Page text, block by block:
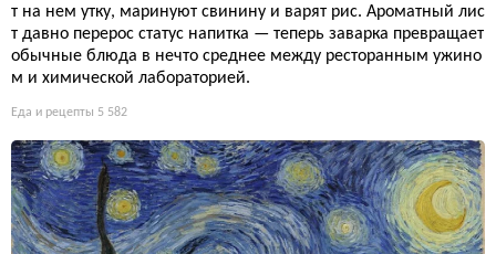
т на нем утку, маринуют свинину и варят рис. Ароматный лис
т давно перерос статус напитка — теперь заварка превращает
обычные блюда в нечто среднее между ресторанным ужино
м и химической лабораторией.
Еда и рецепты 5 582